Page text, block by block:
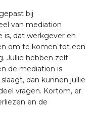
bij
van mediation
is, dat werkgever en
om te komen tot een
Jullie hebben zelf
de mediation is
dan kunnen jullie
vragen. Kortom, er
en de